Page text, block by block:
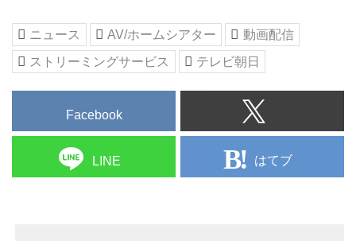
ニュース AV/ホームシアター
動画配信
ストリーミングサービス
テレビ朝日
Facebook
LINE はてブ